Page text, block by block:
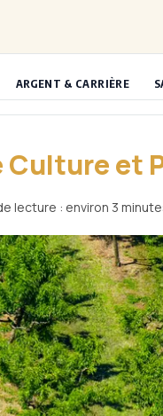
ARGENT & CARRIÈRE
Culture et
lecture : environ 3